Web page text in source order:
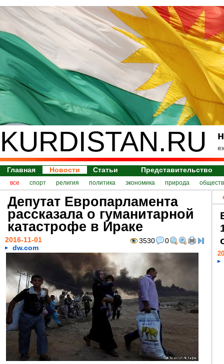
KURDISTAN.RU
Главная Новости Статьи Представительство
все спорт религия политика экономика природа
Депутат Европарламента
рассказала о гуманитарной
катастрофе в Ираке
3530 0
2016-11-01
dw.com